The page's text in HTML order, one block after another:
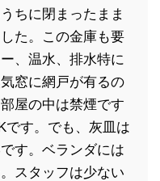
ちに閉まったまま
た。この金庫も要
、温水、排水特に
窓に網戸が有るの
屋の中は禁煙です
です。でも、灰皿は
す。ベランダには
スタッフは少ない